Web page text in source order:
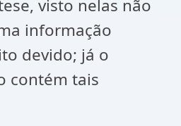
visto nelas não
informação
devido; já o
contém tais